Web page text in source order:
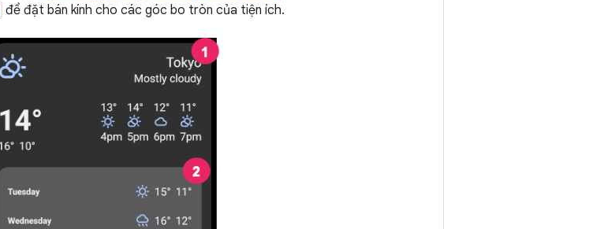
để đặt bán kính cho các góc bo tròn của tiện ích.